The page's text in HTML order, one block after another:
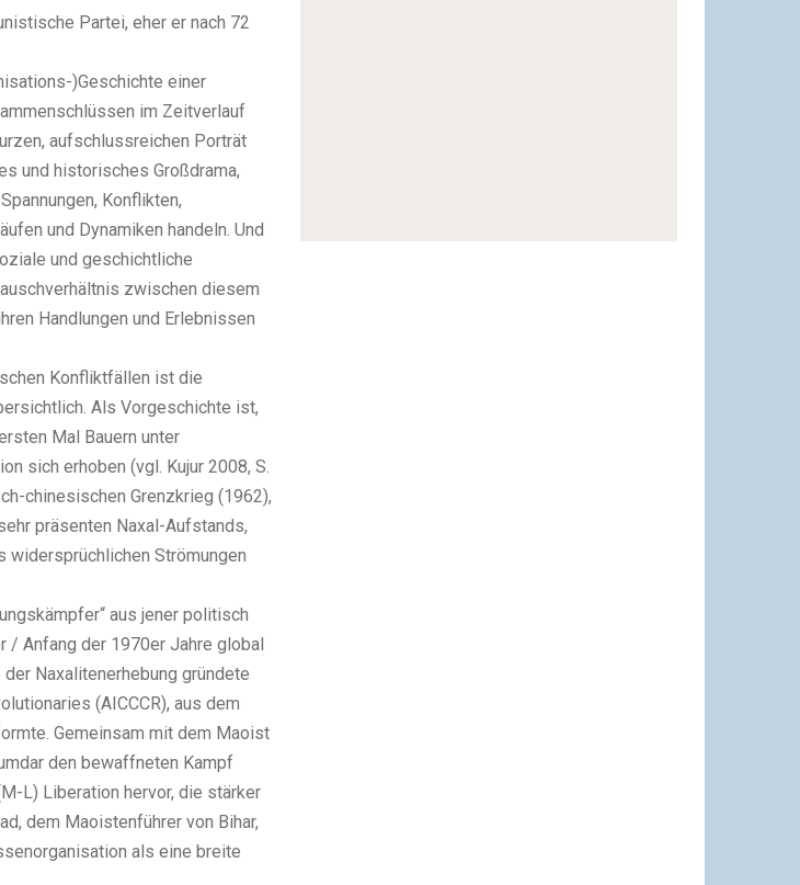
Partei, eher er nach 72
)Geschichte einer
im Zeitverlauf
aufschlussreichen Porträt
und historisches Großdrama,
Konflikten,
und Dynamiken handeln. Und
und geschichtliche
zwischen diesem
Handlungen und Erlebnissen
Konfliktfällen ist die
Als Vorgeschichte ist,
Mal Bauern unter
sich erhoben (vgl. Kujur 2008, S.
chinesischen Grenzkrieg (1962),
präsenten Naxal-Aufstands,
Strömungen
aus jener politisch
/ Anfang der 1970er Jahre global
Naxalitenerhebung gründete
(AICCCR), aus dem
Gemeinsam mit dem Maoist
den bewaffneten Kampf
L) Liberation hervor, die stärker
dem Maoistenführer von Bihar,
als eine breite